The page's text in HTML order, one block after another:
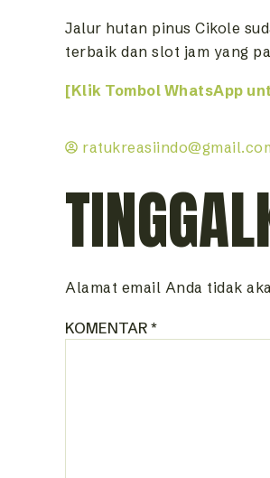
Jalur hutan pinus Cikole
terbaik dan slot jam yang
[Klik Tombol WhatsApp
Alamat email Anda tidak
KOMENTAR*